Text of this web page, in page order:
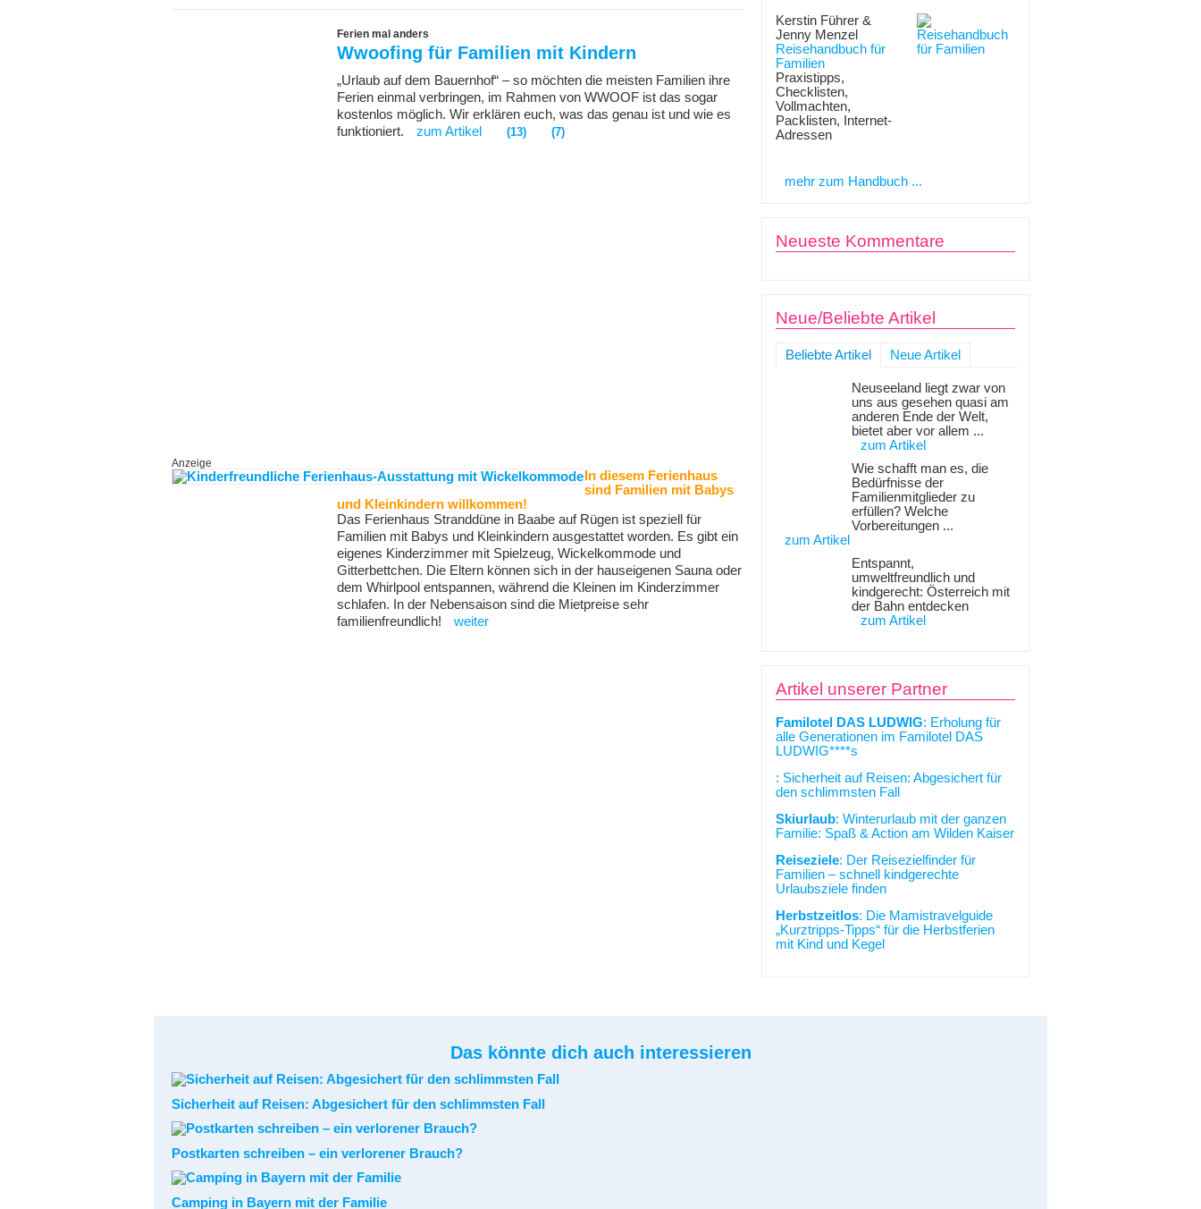
Ferien mal anders
Wwoofing für Familien mit Kindern
„Urlaub auf dem Bauernhof“ – so möchten die meisten Familien ihre
Ferien einmal verbringen, im Rahmen von WWOOF ist das sogar
kostenlos möglich. Wir erklären euch, was das genau ist und wie es
funktioniert.
zum Artikel (13) (7)
Anzeige
In diesem Ferienhaus
sind Familien mit Babys
und Kleinkindern willkommen!
Das Ferienhaus Stranddüne in Baabe auf Rügen ist speziell für
Familien mit Babys und Kleinkindern ausgestattet worden. Es gibt ein
eigenes Kinderzimmer mit Spielzeug, Wickelkommode und
Gitterbettchen. Die Eltern können sich in der hauseigenen Sauna oder
dem Whirlpool entspannen, während die Kleinen im Kinderzimmer
schlafen. In der Nebensaison sind die Mietpreise sehr
familienfreundlich!
weiter
Kerstin Führer &
Jenny Menzel
Reisehandbuch für
Familien
Praxistipps,
Checklisten,
Vollmachten,
Packlisten, Internet-
Adressen
mehr zum Handbuch ...
Neueste Kommentare
Neue/Beliebte Artikel
Beliebte Artikel Neue Artikel
Neuseeland liegt zwar von
uns aus gesehen quasi am
anderen Ende der Welt,
bietet aber vor allem ...
zum Artikel
Wie schafft man es, die
Bedürfnisse der
Familienmitglieder zu
erfüllen? Welche
Vorbereitungen ...
zum Artikel
Entspannt,
umweltfreundlich und
kindgerecht: Österreich mit
der Bahn entdecken
zum Artikel
Artikel unserer Partner
Familotel DAS LUDWIG: Erholung für
alle Generationen im Familotel DAS
LUDWIG****s
: Sicherheit auf Reisen: Abgesichert für
den schlimmsten Fall
Skiurlaub: Winterurlaub mit der ganzen
Familie: Spaß & Action am Wilden Kaiser
Reiseziele: Der Reisezielfinder für
Familien – schnell kindgerechte
Urlaubsziele finden
Herbstzeitlos: Die Mamistravelguide
„Kurztripps-Tipps“ für die Herbstferien
mit Kind und Kegel
Das könnte dich auch interessieren
Sicherheit auf Reisen: Abgesichert für den schlimmsten Fall
Postkarten schreiben – ein verlorener Brauch?
Camping in Bayern mit der Familie